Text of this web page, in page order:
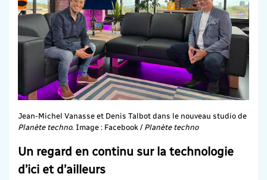
Jean-Michel Vanasse et Denis Talbot dans le nouveau studio de
Planète techno. Image : Facebook / Planète techno
Un regard en continu sur la technologie
d’ici et d’ailleurs